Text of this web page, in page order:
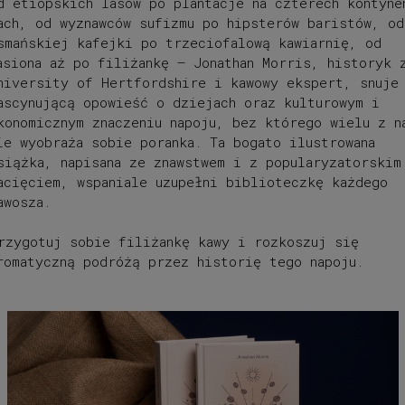
od wyznawców sufizmu po hipsterów baristów, od
kafejki po trzeciofalową kawiarnię, od
aż po filiżankę – Jonathan Morris, historyk
of Hertfordshire i kawowy ekspert, snuje
opowieść o dziejach oraz kulturowym i
znaczeniu napoju, bez którego wielu z
wyobraża sobie poranka. Ta bogato ilustrowana
napisana ze znawstwem i z popularyzatorskim
wspania­le uzupełni biblioteczkę każdego
sobie filiżankę kawy i rozkoszuj się
podróżą przez historię tego napoju.